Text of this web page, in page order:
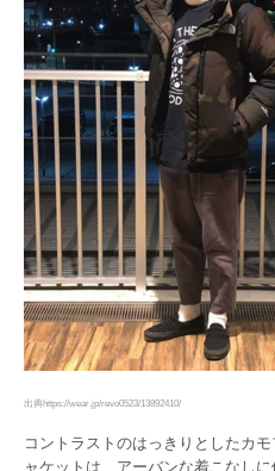
出典https://wear.jp/revo0523/13892410/
コントラストのはっきりとしたカ
ャケットは、アーバンな着こなしに